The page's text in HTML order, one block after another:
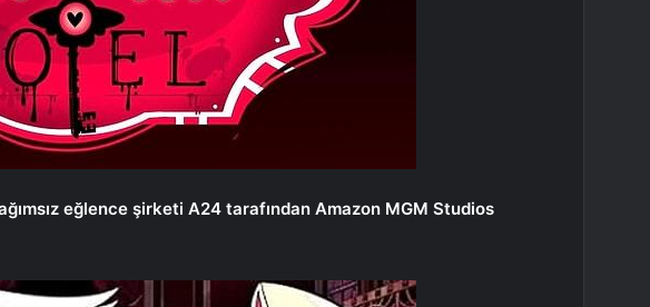
eğlence şirketi A24 tarafından Amazon MGM Studios